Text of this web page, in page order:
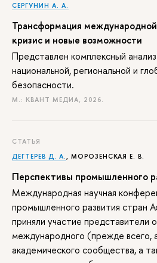
СЕРГУНИН А. А.
Трансформация
кризис и новые возможности
Представлен комплексный
национальной, региональной и
безопасности.
М.: КВАНТ МЕДИА, 2026.
СТАТЬЯ
ДЕГТЕРЕВ Д. А.
, МОРОЗЕНСКАЯ Е. В.
Перспективы промышленного
Международная научная
промышленного развития стран
приняли участие представители
международного (прежде всего,
академического сообщества, а